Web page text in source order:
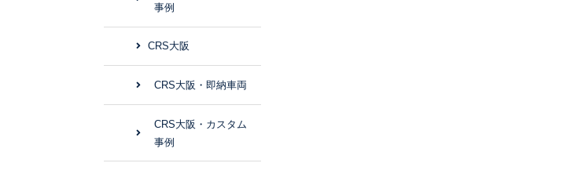
事例
CRS大阪
CRS大阪・即納車両
CRS大阪・カスタム
事例